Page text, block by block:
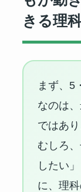
きる理
まず、5
なのは
ではあり
むしろ
したい
に、理